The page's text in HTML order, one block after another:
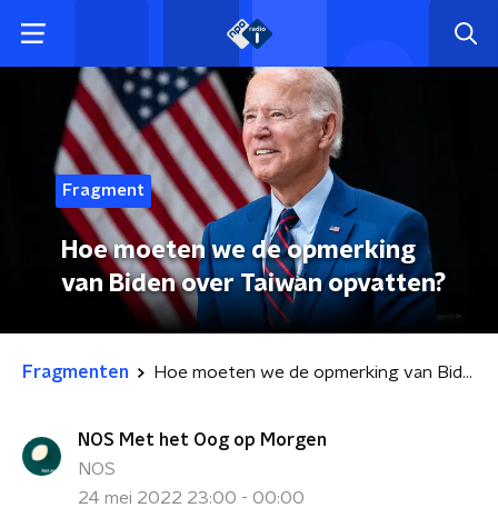
Fragment
Hoe moeten we de opmerking
van Biden over Taiwan opvatten?
Fragmenten Hoe moeten we de opmerking van Biden over Taiwan opvatten?
NOS Met het Oog op Morgen
NOS
24 mei 2022 23:00 - 00:00